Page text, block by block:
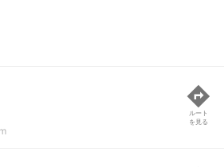
ルート
を見る